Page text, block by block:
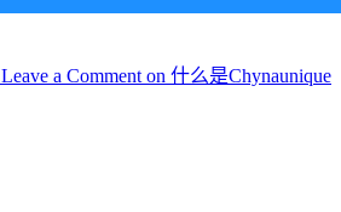
Leave a Comment on 什么是Chynaunique